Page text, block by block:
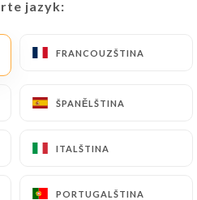
jazyk:
FRANCOUZŠTINA
ŠPANĚLŠTINA
ITALŠTINA
PORTUGALŠTINA
jazyk:
FRANCOUZŠTINA
ŠPANĚLŠTINA
ITALŠTINA
PORTUGALŠTINA